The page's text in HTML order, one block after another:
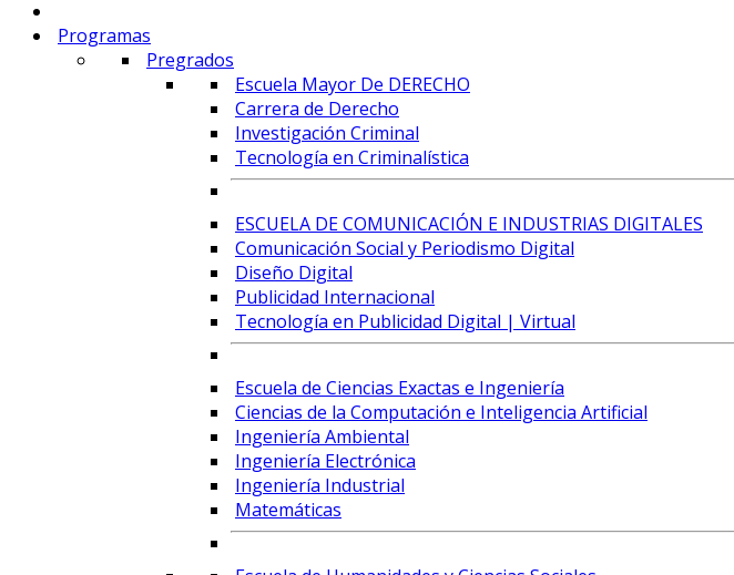
Programas
Pregrados
Escuela Mayor De DERECHO
Carrera de Derecho
Investigación Criminal
Tecnología en Criminalística
ESCUELA DE COMUNICACIÓN E INDUSTRIAS DIGITALES
Comunicación Social y Periodismo Digital
Diseño Digital
Publicidad Internacional
Tecnología en Publicidad Digital | Virtual
Escuela de Ciencias Exactas e Ingeniería
Ciencias de la Computación e Inteligencia Artificial
Ingeniería Ambiental
Ingeniería Electrónica
Ingeniería Industrial
Matemáticas